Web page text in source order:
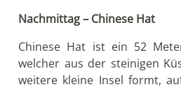
Nachmittag – Chinese Hat
Chinese Hat ist ein 52
welcher aus der steinigen
weitere kleine Insel formt,